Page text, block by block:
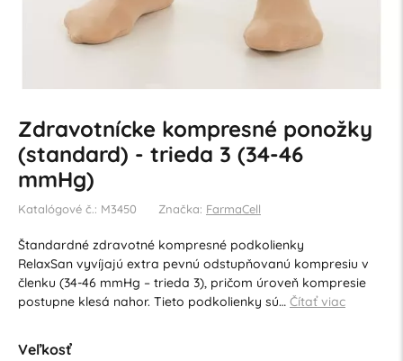
Zdravotnícke kompresné ponožky
(standard) - trieda 3 (34-46
mmHg)
Katalógové č.: M3450 Značka: FarmaCell
Štandardné zdravotné kompresné podkolienky
RelaxSan vyvíjajú extra pevnú odstupňovanú kompresiu v
členku (34-46 mmHg – trieda 3), pričom úroveň kompresie
postupne klesá nahor. Tieto podkolienky sú… Čítať viac
Veľkosť